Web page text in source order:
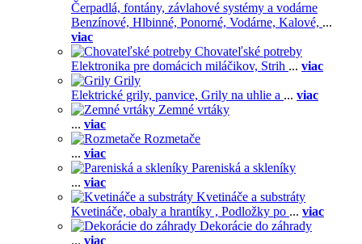
Čerpadlá, fontány, závlahové systémy a vodárne
Benzínové, Hlbinné, Ponorné, Vodárne, Kalové, ...
viac
Chovateľské potreby
Elektronika pre domácich miláčikov, Strih ... viac
Grily
Elektrické grily, panvice, Grily na uhlie a ... viac
Zemné vrtáky
... viac
Rozmetače
... viac
Pareniská a skleníky
... viac
Kvetináče a substráty
Kvetináče, obaly a hrantíky , Podložky po ... viac
Dekorácie do záhrady
... viac